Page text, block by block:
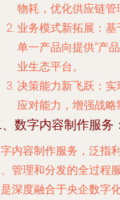
物耗，优化供应链管
业务模式新拓展 ：
单一产品向提供“产
业生态平台。
决策能力新飞跃 ：
应对能力，增强战略
数字内容制作服务
内容制作服务，泛指
管理和分发的全过程
深度融合于央企数字